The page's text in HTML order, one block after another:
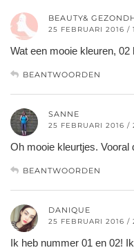
BEAUTY&
25 FEBRUARI 2016 /
Wat een mooie kleuren,
BEANTWOORDEN
SANNE
25 FEBRUARI 2016 /
Oh mooie kleurtjes. Vooral
BEANTWOORDEN
DANIQUE
25 FEBRUARI 2016 /
Ik heb nummer 01 en 02!